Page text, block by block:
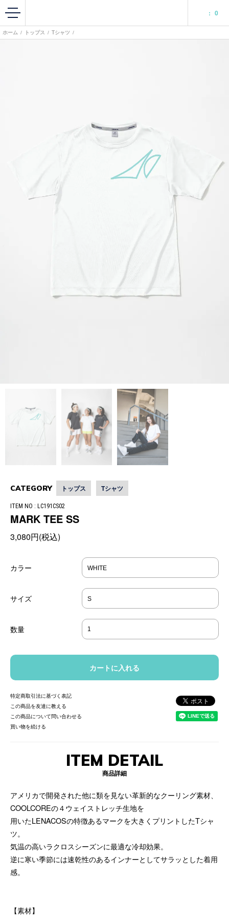
: 0
ホーム / トップス / Tシャツ /
CATEGORY トップス Tシャツ
ITEM NO : LC191CS02
MARK TEE SS
3,080円(税込)
カラー
サイズ
数量
特定商取引法に基づく表記
この商品を友達に教える
この商品について問い合わせる
買い物を続ける
ITEM DETAIL
商品詳細
アメリカで開発された他に類を見ない革新的なクーリング素材、
COOLCOREの４ウェイストレッチ生地を
用いたLENACOSの特徴あるマークを大きくプリントしたTシャ
ツ。
気温の高いラクロスシーズンに最適な冷却効果。
逆に寒い季節には速乾性のあるインナーとしてサラッとした着用
感。
【素材】